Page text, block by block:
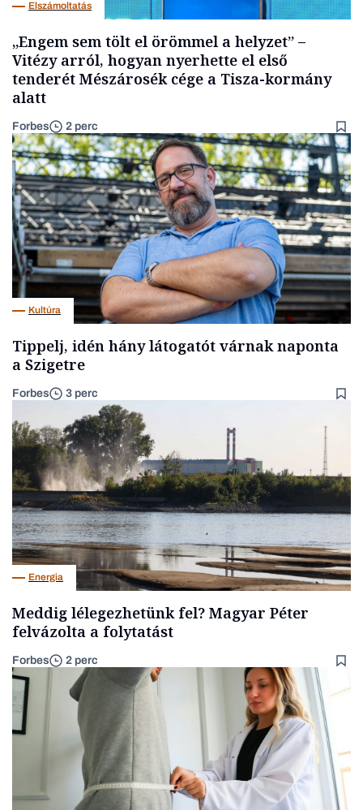
Elszámoltatás
„Engem sem tölt el örömmel a helyzet” –
Vitézy arról, hogyan nyerhette el első
tenderét Mészárosék cége a Tisza-kormány
alatt
Forbes 2 perc
Kultúra
Tippelj, idén hány látogatót várnak naponta
a Szigetre
Forbes 3 perc
Energia
Meddig lélegezhetünk fel? Magyar Péter
felvázolta a folytatást
Forbes 2 perc